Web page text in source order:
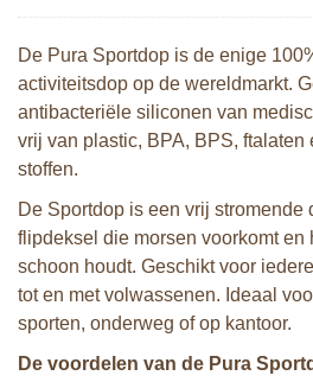
De Pura Sportdop is de enige
activiteitsdop op de wereldmarkt.
antibacteriële siliconen van
vrij van plastic, BPA, BPS,
stoffen.
De Sportdop is een vrij stromende
flipdeksel die morsen voorkomt en
schoon houdt. Geschikt voor
tot en met volwassenen. Ideaal
sporten, onderweg of op kantoor.
De voordelen van de Pura